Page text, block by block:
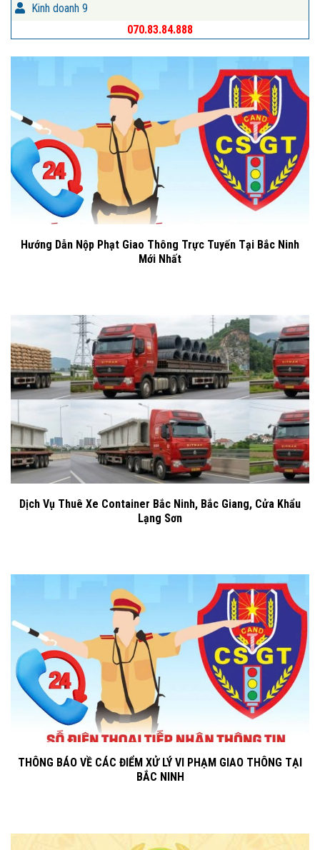
Kinh doanh 9
070.83.84.888
Hướng Dẫn Nộp Phạt Giao Thông Trực Tuyến Tại Bắc Ninh
Mới Nhất
Dịch Vụ Thuê Xe Container Bắc Ninh, Bắc Giang, Cửa Khẩu
Lạng Sơn
THÔNG BÁO VỀ CÁC ĐIỂM XỬ LÝ VI PHẠM GIAO THÔNG TẠI
BẮC NINH